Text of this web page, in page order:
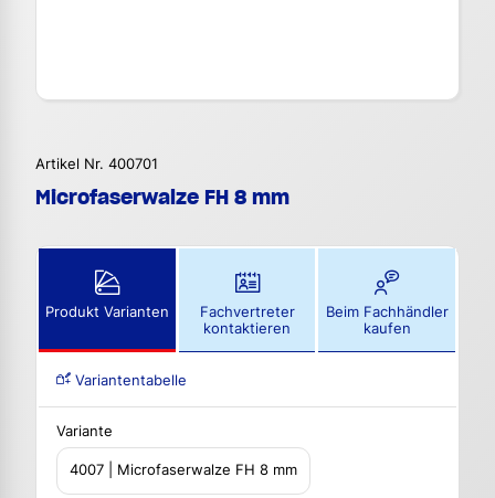
Artikel Nr. 400701
Microfaserwalze FH 8 mm
Produkt Varianten
Fachvertreter
kontaktieren
Beim Fachhändler
kaufen
Variantentabelle
Variante
4007 | Microfaserwalze FH 8 mm